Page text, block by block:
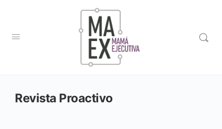
Revista Proactivo